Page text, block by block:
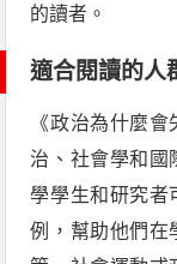
的讀者。
適合閱讀的人
《政治為什麼
治、社會學和國
學學生和研究者
例，幫助他們在